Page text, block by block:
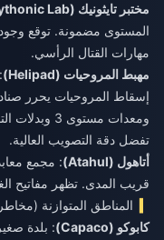
مختبر تايثونيك (Tythonic Lab)
مهارات القتال الرأسي.
مهبط المروحيات (Helipad)
تفضل دقة التصويب العالية.
أتاهول (Atahul)
: مجمع
قريب المدى. تظهر مفاتيح
المناطق المتوازنة
كابوكو (Capaco)
: بلدة